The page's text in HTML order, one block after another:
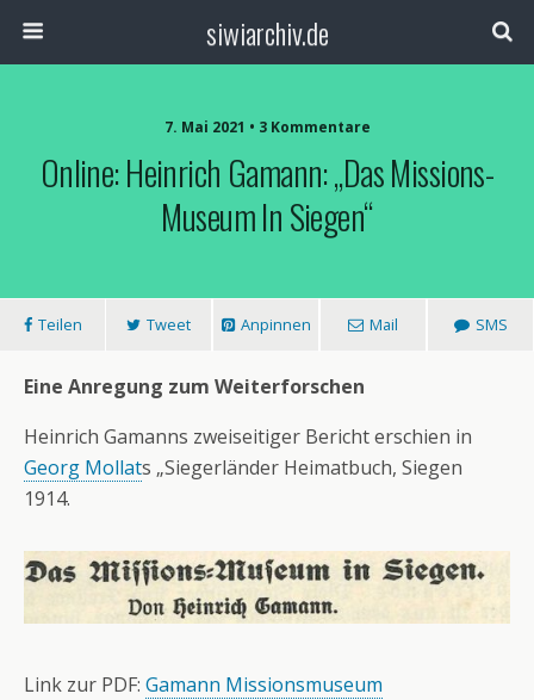
siwiarchiv.de
7. Mai 2021 • 3 Kommentare
Online: Heinrich Gamann: „Das Missions-
Museum In Siegen“
Teilen Tweet Anpinnen Mail SMS
Eine Anregung zum Weiterforschen
Heinrich Gamanns zweiseitiger Bericht erschien in
Georg Mollats „Siegerländer Heimatbuch, Siegen
1914.
Link zur PDF: Gamann Missionsmuseum